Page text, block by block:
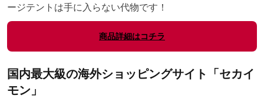
ージテントは手に入らない代物です！
商品詳細はコチラ
国内最大級の海外ショッピングサイト「セカイ
モン」